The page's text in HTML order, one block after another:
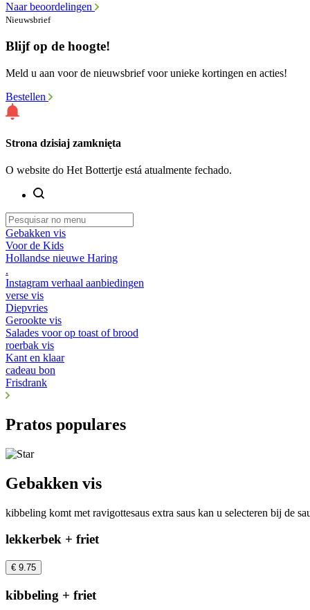
Naar beoordelingen
Nieuwsbrief
Blijf op de hoogte!
Meld u aan voor de nieuwsbrief voor unieke kortingen en acties!
Bestellen
Strona dzisiaj zamknięta
O website do Het Bottertje está atualmente fechado.
Gebakken vis
Voor de Kids
Hollandse nieuwe Haring
.
Instagram verhaal aanbiedingen
verse vis
Diepvries
Gerookte vis
Salades voor op toast of brood
roerbak vis
Kant en klaar
cadeau bon
Frisdrank
Pratos populares
Gebakken vis
kibbeling komt met ravigottesaus extra saus kan u selecteren bij de
lekkerbek + friet
€ 9.75
kibbeling + friet